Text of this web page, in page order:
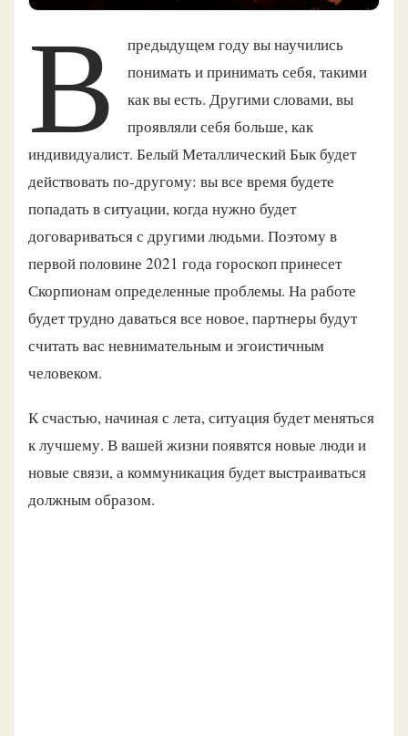
В
предыдущем году вы научились
понимать и принимать себя, такими
как вы есть. Другими словами, вы
проявляли себя больше, как
индивидуалист. Белый Металлический Бык будет
действовать по-другому: вы все время будете
попадать в ситуации, когда нужно будет
договариваться с другими людьми. Поэтому в
первой половине 2021 года гороскоп принесет
Скорпионам определенные проблемы. На работе
будет трудно даваться все новое, партнеры будут
считать вас невнимательным и эгоистичным
человеком.
К счастью, начиная с лета, ситуация будет меняться
к лучшему. В вашей жизни появятся новые люди и
новые связи, а коммуникация будет выстраиваться
должным образом.